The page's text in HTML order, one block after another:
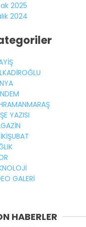
2025
2024
YAZISI
GALERİ
HABERLER